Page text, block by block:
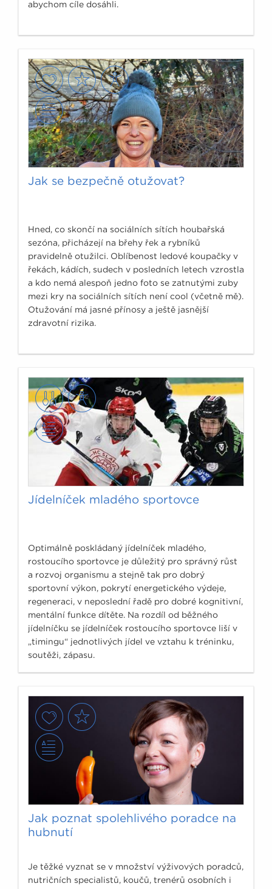
abychom cíle dosáhli.
Jak se bezpečně otužovat?
Hned, co skončí na sociálních sítích houbařská
sezóna, přicházejí na břehy řek a rybníků
pravidelně otužilci. Oblíbenost ledové koupačky v
řekách, kádích, sudech v posledních letech vzrostla
a kdo nemá alespoň jedno foto se zatnutými zuby
mezi kry na sociálních sítích není cool (včetně mě).
Otužování má jasné přínosy a ještě jasnější
zdravotní rizika.
Jídelníček mladého sportovce
Optimálně poskládaný jídelníček mladého,
rostoucího sportovce je důležitý pro správný růst
a rozvoj organismu a stejně tak pro dobrý
sportovní výkon, pokrytí energetického výdeje,
regeneraci, v neposlední řadě pro dobré kognitivní,
mentální funkce dítěte. Na rozdíl od běžného
jídelníčku se jídelníček rostoucího sportovce liší v
„timingu“ jednotlivých jídel ve vztahu k tréninku,
soutěži, zápasu.
Jak poznat spolehlivého poradce na
hubnutí
Je těžké vyznat se v množství výživových poradců,
nutričních specialistů, koučů, trenérů osobních i